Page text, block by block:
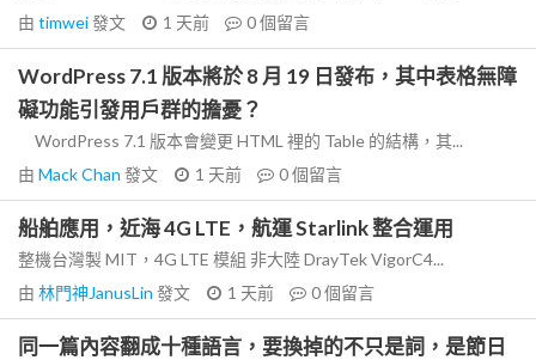
由 timwei發文 1 天前 0個留言
WordPress 7.1 版本將於 8 月 19 日發布，其中表格無障
礙功能引發用戶群的擔憂？
WordPress 7.1 版本會變更 HTML 裡的 Table 的結構，其...
由 Mack Chan 發文 1 天前 0個留言
船舶應用，近海 4G LTE，航運 Starlink 整合運用
整機台灣製 MIT，4G LTE 模組 非大陸 DrayTek VigorC4...
由 林門神JanusLin 發文 1 天前 0個留言
同一篇內容翻成十種語言，要換掉的不只是詞，是節日